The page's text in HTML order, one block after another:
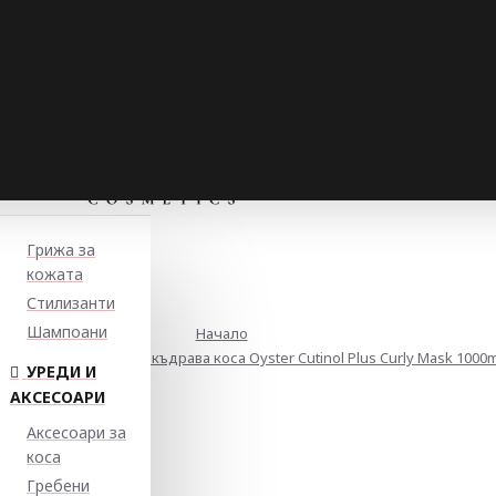
Грижа за
кожата
Стилизанти
Шампоани
УРЕДИ И
АКСЕСОАРИ
Аксесоари за
коса
Гребени
Начало
маска за къдрава коса Oyster Cutinol Plus Curly Mask